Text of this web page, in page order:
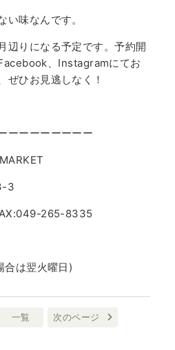
い味なんです。
辺りになる予定です。予約開
、Instagramにてお
ぜひお見逃しなく！
ーーーーーーーー
3
265-8335
合は翌火曜日)
一覧 次のページ